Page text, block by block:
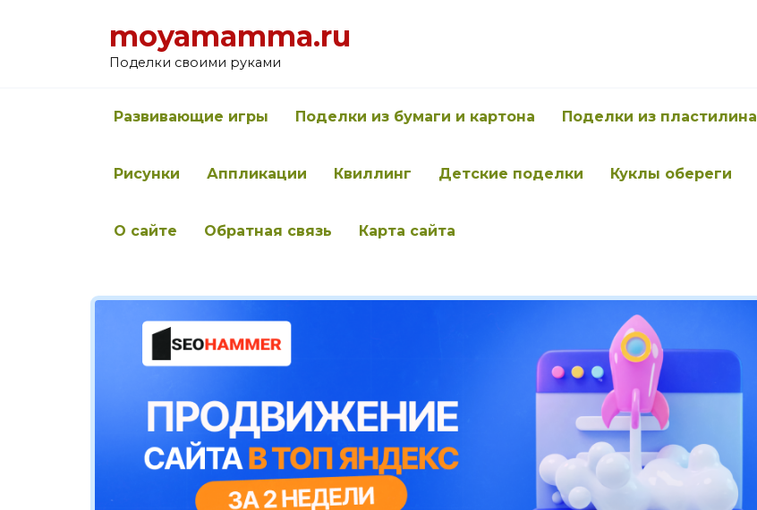
moyamamma.ru
Поделки своими руками
Развивающие игры Поделки из бумаги и картона Поделки из пластилина
Рисунки Аппликации Квиллинг Детские поделки Куклы обереги
О сайте Обратная связь Карта сайта